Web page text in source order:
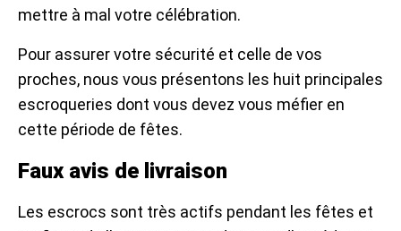
mettre à mal votre célébration.
Pour assurer votre sécurité et celle de vos
proches, nous vous présentons les huit principales
escroqueries dont vous devez vous méfier en
cette période de fêtes.
Faux avis de livraison
Les escrocs sont très actifs pendant les fêtes et